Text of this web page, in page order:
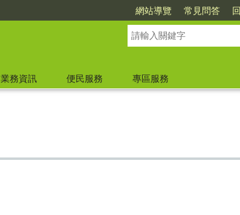
網站導覽 常見問答
業務資訊 便民服務
專區服務